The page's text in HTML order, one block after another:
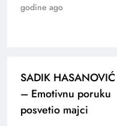
godine ago
SADIK HASANOVIĆ
– Emotivnu poruku
posvetio majci